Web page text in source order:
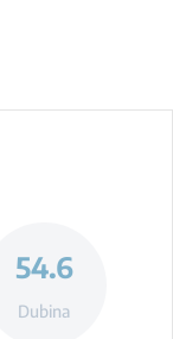
54.6
Dubina